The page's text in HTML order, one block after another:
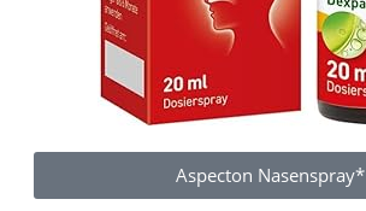
Aspecton Nasenspray*